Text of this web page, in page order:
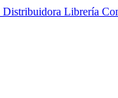
Distribuidora Librería